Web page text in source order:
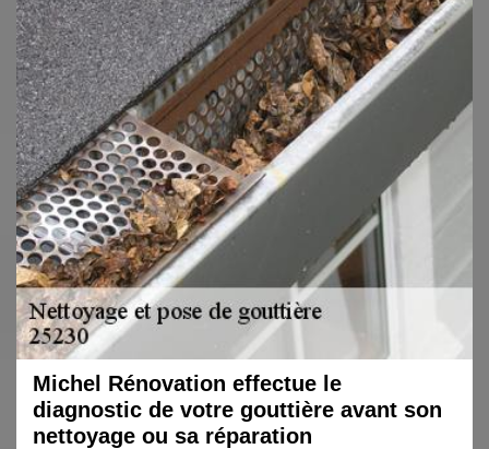
Michel Rénovation effectue le
diagnostic de votre gouttière avant son
nettoyage ou sa réparation